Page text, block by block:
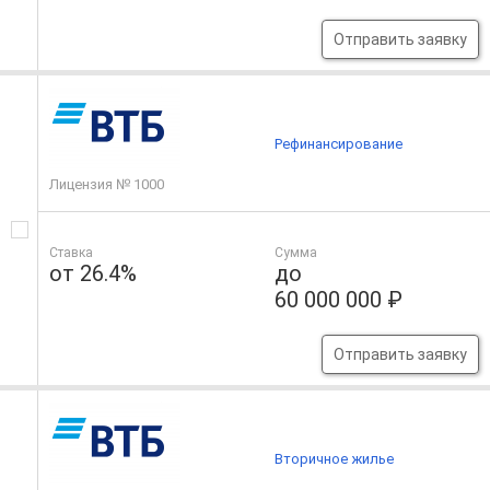
Отправить заявку
Лицензия № 1000
Ставка
от 26.4%
Сумма
до
60 000 000 ₽
Отправить заявку
Рефинансирование
Вторичное жилье